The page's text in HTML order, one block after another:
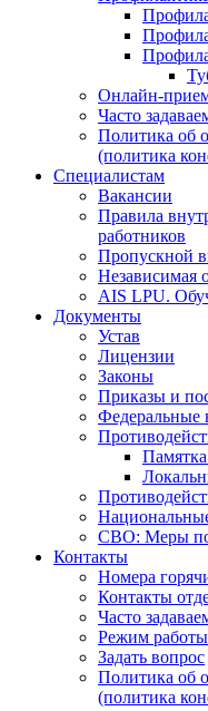
Онлайн-
Часто
Политика об
(политика
Специалистам
Вакансии
Правила
работников
Пропускной
Независимая
AIS LPU.
Документы
Устав
Лицензии
Законы
Приказы и
Федеральные
СВО: Меры
Контакты
Номера
Контакты
Часто
Режим
Задать вопрос
Политика об
(политика